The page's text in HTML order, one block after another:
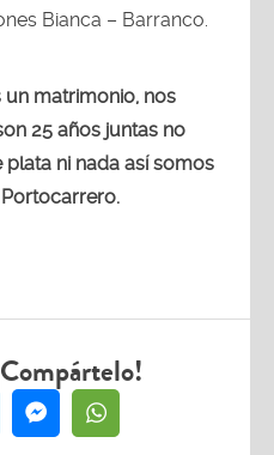
Bianca – Barranco.
un matrimonio, nos
25 años juntas no
ni nada así somos
Portocarrero.